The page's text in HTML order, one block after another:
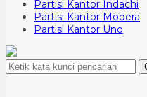
Partisi Kantor Indachi
Partisi Kantor Modera
Partisi Kantor Uno